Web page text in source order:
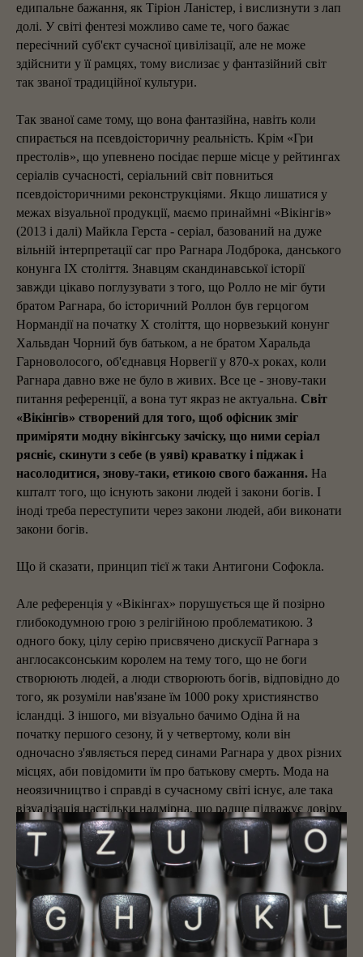
едипальне бажання, як Тіріон Ланістер, і вислизнути з лап
долі. У світі фентезі можливо саме те, чого бажає
пересічний суб'єкт сучасної цивілізації, але не може
здійснити у її рамцях, тому вислизає у фантазійний світ
так званої традиційної культури.
Так званої саме тому, що вона фантазійна, навіть коли
спирається на псевдоісторичну реальність. Крім «Гри
престолів», що упевнено посідає перше місце у рейтингах
серіалів сучасності, серіальний світ повниться
псевдоісторичними реконструкціями. Якщо лишатися у
межах візуальної продукції, маємо принаймні «Вікінгів»
(2013 і далі) Майкла Герста - серіал, базований на дуже
вільній інтерпретації саг про Рагнара Лодброка, данського
конунга IX століття. Знавцям скандинавської історії
завжди цікаво поглузувати з того, що Ролло не міг бути
братом Рагнара, бо історичний Роллон був герцогом
Нормандії на початку X століття, що норвезький конунг
Хальвдан Чорний був батьком, а не братом Харальда
Гарноволосого, об'єднавця Норвегії у 870-х роках, коли
Рагнара давно вже не було в живих. Все це - знову-таки
питання референції, а вона тут якраз не актуальна. Світ
«Вікінгів» створений для того, щоб офісник зміг
приміряти модну вікінгську зачіску, що ними серіал
рясніє, скинути з себе (в уяві) краватку і піджак і
насолодитися, знову-таки, етикою свого бажання. На
кшталт того, що існують закони людей і закони богів. І
іноді треба переступити через закони людей, аби виконати
закони богів.
Що й сказати, принцип тієї ж таки Антигони Софокла.
Але референція у «Вікінгах» порушується ще й позірно
глибокодумною грою з релігійною проблематикою. З
одного боку, цілу серію присвячено дискусії Рагнара з
англосаксонським королем на тему того, що не боги
створюють людей, а люди створюють богів, відповідно до
того, як розуміли нав'язане їм 1000 року християнство
ісландці. З іншого, ми візуально бачимо Одіна й на
початку першого сезону, й у четвертому, коли він
одночасно з'являється перед синами Рагнара у двох різних
місцях, аби повідомити їм про батькову смерть. Мода на
неоязичництво і справді в сучасному світі існує, але така
візуалізація настільки надмірна, що радше підважує довіру
до побаченого.